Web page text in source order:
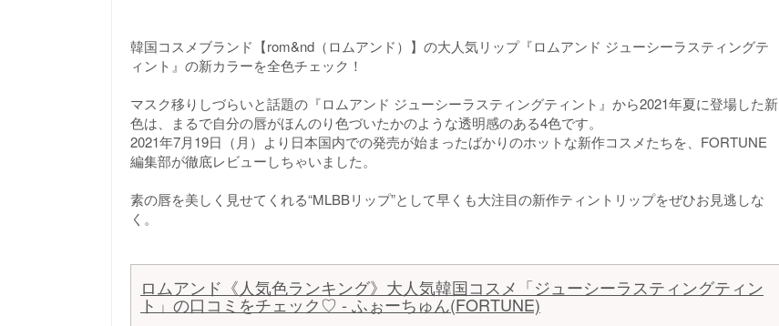
韓国コスメブランド【rom&nd（ロムアンド）】の大人気リップ『ロムアンド ジューシーラスティングテ
ィント』の新カラーを全色チェック！
マスク移りしづらいと話題の『ロムアンド ジューシーラスティングティント』から2021年夏に登場した新
色は、まるで自分の唇がほんのり色づいたかのような透明感のある4色です。
2021年7月19日（月）より日本国内での発売が始まったばかりのホットな新作コスメたちを、FORTUNE
編集部が徹底レビューしちゃいました。
素の唇を美しく見せてくれる“MLBBリップ”として早くも大注目の新作ティントリップをぜひお見逃しな
く。
ロムアンド《人気色ランキング》大人気韓国コスメ「ジューシーラスティングティン
ト」の口コミをチェック♡ - ふぉーちゅん(FORTUNE)